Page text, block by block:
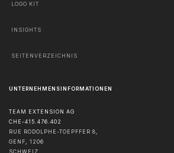
LOGO KIT
INSIGHTS
SEITENVERZEICHNIS
UNTERNEHMENSINFORMATIONEN
TEAM EXTENSION AG
CHE-415.476.402
RUE RODOLPHE-TOEPFFER 8,
GENF, 1206